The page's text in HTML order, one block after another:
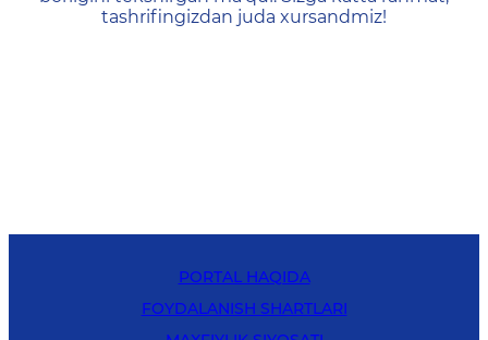
tashrifingizdan juda xursandmiz!
PORTAL HAQIDA
FOYDALANISH SHARTLARI